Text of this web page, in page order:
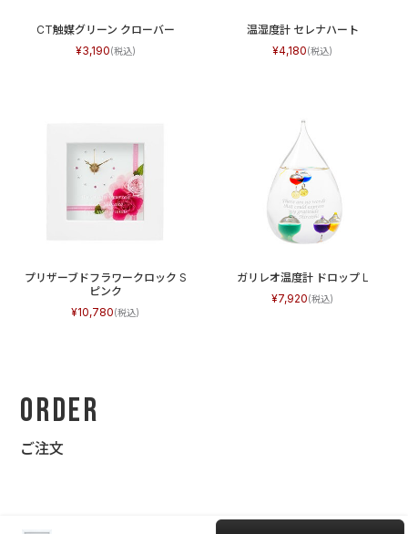
CT触媒グリーン クローバー
3,190
温湿度計 セレナハート
4,180
プリザーブドフラワークロック S
ピンク
10,780
ガリレオ温度計 ドロップ L
7,920
Order
ご注文